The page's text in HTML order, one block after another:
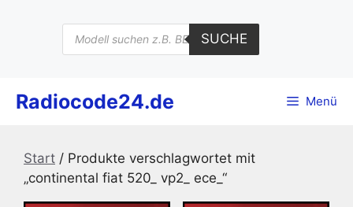
Products
search
SUCHE
Radiocode24.de Menü
Start / Produkte verschlagwortet mit
„continental fiat 520_ vp2_ ece_“